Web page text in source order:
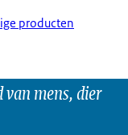
producten
mens, dier